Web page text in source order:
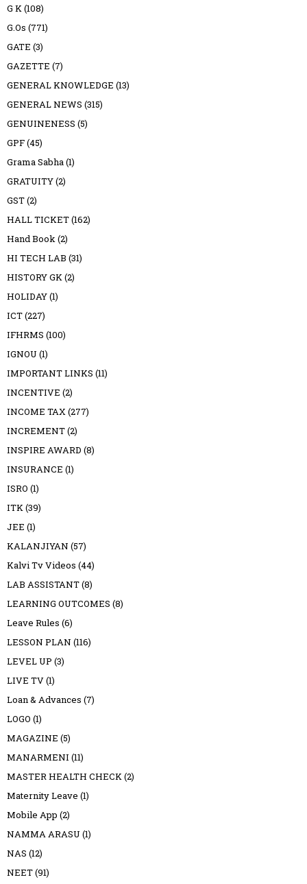
G K(108)
G.Os (771)
GATE (3)
GAZETTE (7)
GENERAL KNOWLEDGE (13)
GENERAL NEWS (315)
GENUINENESS (5)
GPF(45)
Grama Sabha(1)
GRATUITY(2)
GST(2)
HALL TICKET(162)
Hand Book(2)
HI TECH LAB (31)
HISTORY GK(2)
HOLIDAY(1)
ICT(227)
IFHRMS (100)
IGNOU (1)
IMPORTANT LINKS (11)
INCENTIVE (2)
INCOME TAX(277)
INCREMENT(2)
INSPIRE AWARD (8)
INSURANCE (1)
ISRO (1)
ITK(39)
JEE (1)
KALANJIYAN (57)
Kalvi Tv Videos (44)
LAB ASSISTANT(8)
LEARNING OUTCOMES (8)
Leave Rules (6)
LESSON PLAN (116)
LEVEL UP (3)
LIVE TV(1)
Loan & Advances (7)
LOGO (1)
MAGAZINE (5)
MANARMENI (11)
MASTER HEALTH CHECK(2)
Maternity Leave (1)
Mobile App (2)
NAMMA ARASU (1)
NAS (12)
NEET(91)